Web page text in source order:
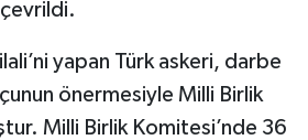
yapan Türk askeri, darbe
önermesiyle Milli Birlik
Milli Birlik Komitesi’nde 36